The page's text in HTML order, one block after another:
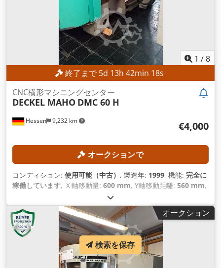
1 /8
終了まで5d 13h 42min 16s
Hessen 9,232 km
CNC横形マシニングセンター
DECKEL MAHO DMC 60 H
€4,000
オークションで
コンディション: 使用可能（中古） , 製造年: 1999, 機能: 完全に
稼働しています, Ｘ軸移動量: 600 mm, Y軸移動距離: 560 mm,
, ワーク重量（最大）:
ラム）, ツールマガジンのスロット数:60, Ｃ軸旋回角（最大）:
360 °, オークション
検索を保存